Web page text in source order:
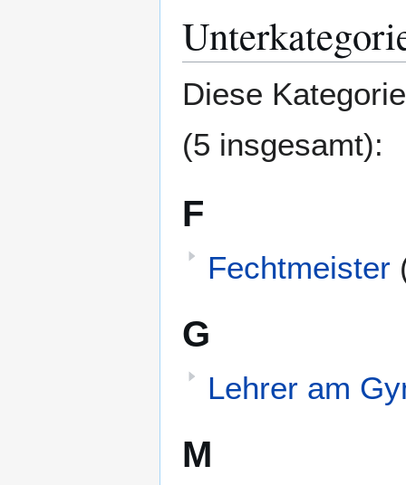
Diese
(5 insgesamt):
F
Fechtmeister
G
Lehrer am
M